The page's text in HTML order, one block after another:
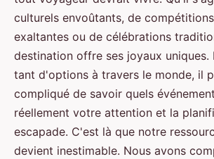
culturels envoûtants, de
exaltantes ou de célébrations
destination offre ses joyaux uniques.
tant d'options à travers le monde, il
compliqué de savoir quels
réellement votre attention et la
escapade. C'est là que notre
devient inestimable. Nous avons